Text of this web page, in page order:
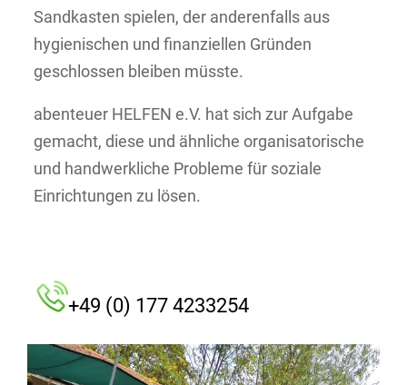
Sandkasten spielen, der anderenfalls aus
hygienischen und finanziellen Gründen
geschlossen bleiben müsste.
abenteuer HELFEN e.V. hat sich zur Aufgabe
gemacht, diese und ähnliche organisatorische
und handwerkliche Probleme für soziale
Einrichtungen zu lösen.
+49 (0) 177 4233254